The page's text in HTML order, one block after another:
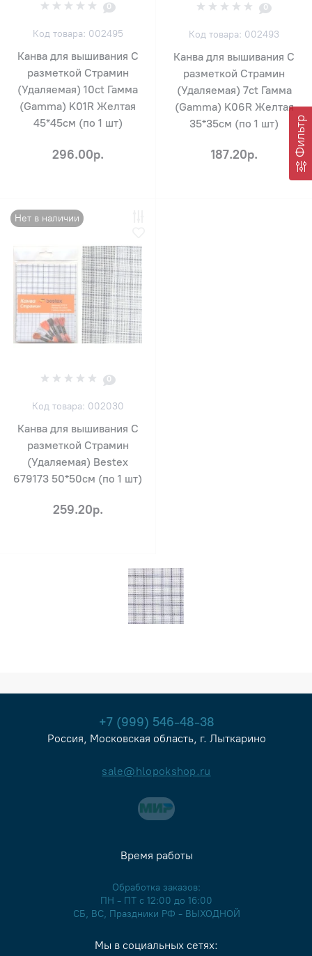
Фильтр
0
Код товара: 002495
Канва для вышивания С
разметкой Страмин
(Удаляемая) 10ct Гамма
(Gamma) K01R Желтая
45*45см (по 1 шт)
296.00р.
0
Код товара: 002493
Канва для вышивания С
разметкой Страмин
(Удаляемая) 7ct Гамма
(Gamma) K06R Желтая
35*35см (по 1 шт)
187.20р.
Нет в наличии
0
Код товара: 002030
Канва для вышивания С
разметкой Страмин
(Удаляемая) Bestex
679173 50*50см (по 1 шт)
259.20р.
+7 (999) 546-48-38
Россия, Московская область, г. Лыткарино
sale@hlopokshop.ru
Время работы
Обработка заказов:
ПН - ПТ с 12:00 до 16:00
СБ, ВС, Праздники РФ - ВЫХОДНОЙ
Мы в социальных сетях: